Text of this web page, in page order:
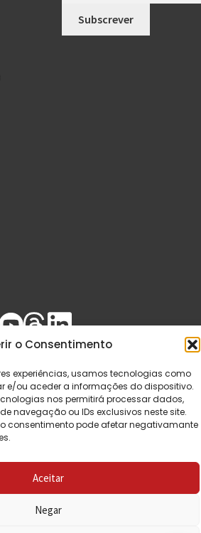
o Consentimento
experiências, usamos tecnologias como
e/ou aceder a informações do dispositivo.
nos permitirá processar dados,
navegação ou IDs exclusivos neste site.
consentimento pode afetar negativamante
Aceitar
Negar
de Emergência. Todos os
reservados.